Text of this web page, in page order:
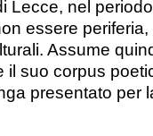
Lecce, nel
essere
Assume
il suo corpus
presentato per